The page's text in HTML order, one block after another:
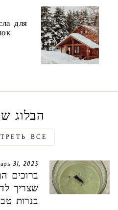
для
הבלוג
ВСЕ
31, 2025
ברוכים
שצריך
בנרות